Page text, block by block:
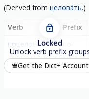
(Derived from целова́ть.)
Verb Prefix
поцелова́ть
поцелова́ться
по-
Locked
Unlock verb prefix groups
Get the Dict+ Account